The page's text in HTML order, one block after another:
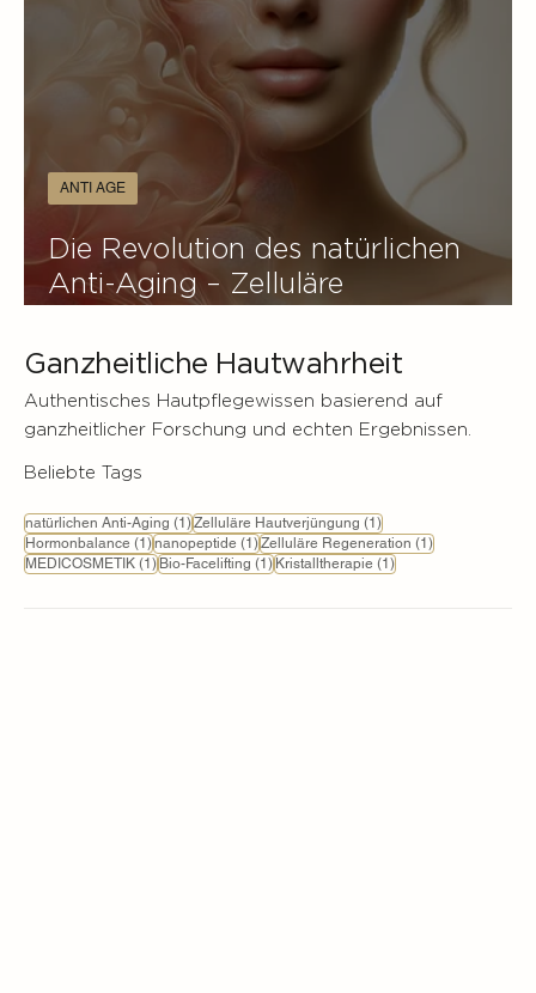
Die Revolution des natürlichen
Anti-Aging – Zelluläre
Ansatz von DRHAZI
ANTI AGE
Ganzheitliche Hautwahrheit
Authentisches Hautpflegewissen basierend auf
ganzheitlicher Forschung und echten Ergebnissen.
Beliebte Tags
natürlichen Anti-Aging (1)1 Beitrag
Zelluläre Hautverjüngung (1)1 Beitrag
Hormonbalance (1)1 Beitrag
nanopeptide (1)1 Beitrag
Zelluläre Regeneration (1)1 Beitrag
MEDICOSMETIK (1)1 Beitrag
Bio-Facelifting (1)1 Beitrag
Kristalltherapie (1)1 Beitrag